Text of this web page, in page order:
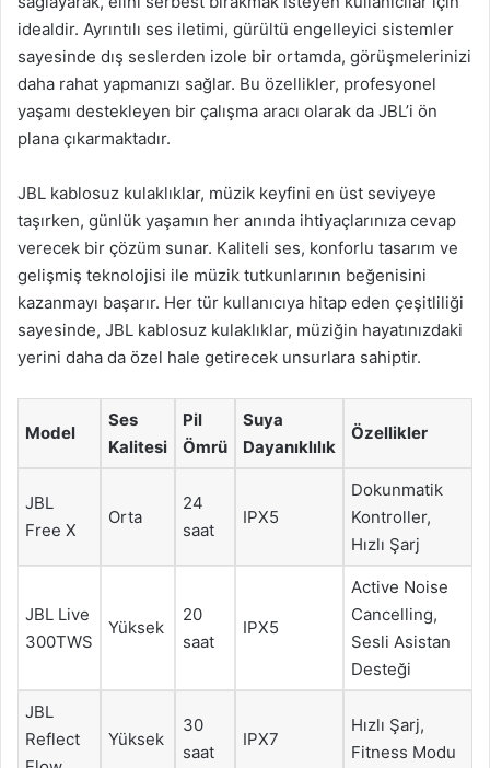
idealdir. Ayrıntılı ses iletimi, gürültü engelleyici sistemler
sayesinde dış seslerden izole bir ortamda, görüşmelerinizi
daha rahat yapmanızı sağlar. Bu özellikler, profesyonel
yaşamı destekleyen bir çalışma aracı olarak da JBL’i ön
plana çıkarmaktadır.
JBL kablosuz kulaklıklar, müzik keyfini en üst seviyeye
taşırken, günlük yaşamın her anında ihtiyaçlarınıza cevap
verecek bir çözüm sunar. Kaliteli ses, konforlu tasarım ve
gelişmiş teknolojisi ile müzik tutkunlarının beğenisini
kazanmayı başarır. Her tür kullanıcıya hitap eden çeşitliliği
sayesinde, JBL kablosuz kulaklıklar, müziğin hayatınızdaki
yerini daha da özel hale getirecek unsurlara sahiptir.
Model
Ses
Kalitesi
Pil
Ömrü
Suya
Dayanıklılık
Özellikler
JBL
Free X
Orta
24
saat
IPX5
Dokunmatik
Kontroller,
Hızlı Şarj
JBL Live
300TWS
Yüksek
20
saat
IPX5
Active Noise
Cancelling,
Sesli Asistan
Desteği
JBL
Reflect
Yüksek
30
saat
IPX7
Hızlı Şarj,
Fitness Modu